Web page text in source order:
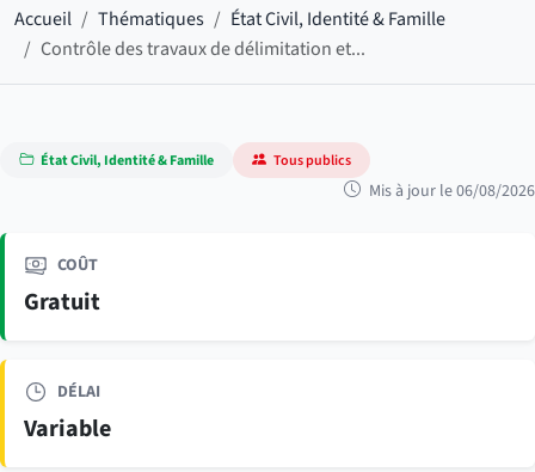
Accueil Thématiques
État Civil, Identité & Famille
Contrôle des travaux de délimitation et...
État Civil, Identité & Famille Tous publics
Mis à jour le 06/08/2026
COÛT
Gratuit
DÉLAI
Variable